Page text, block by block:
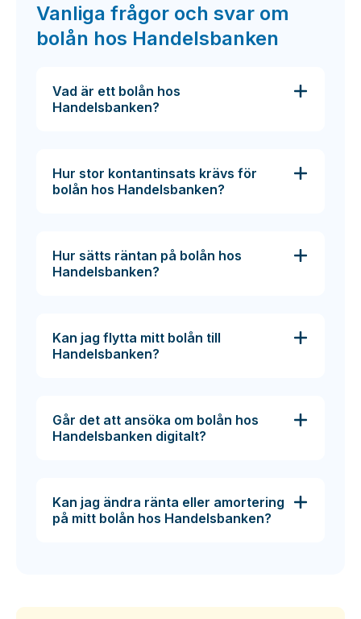
Vanliga frågor och svar om
bolån hos Handelsbanken
Vad är ett bolån hos
Handelsbanken?
Hur stor kontantinsats krävs för
bolån hos Handelsbanken?
Hur sätts räntan på bolån hos
Handelsbanken?
Kan jag flytta mitt bolån till
Handelsbanken?
Går det att ansöka om bolån hos
Handelsbanken digitalt?
Kan jag ändra ränta eller amortering
på mitt bolån hos Handelsbanken?